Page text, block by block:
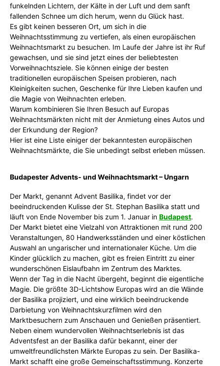
funkelnden Lichtern, der Kälte in der Luft und dem sanft
fallenden Schnee um dich herum, wenn du Glück hast.
Es gibt keinen besseren Ort, um sich in die
Weihnachtsstimmung zu vertiefen, als einen europäischen
Weihnachtsmarkt zu besuchen. Im Laufe der Jahre ist ihr Ruf
gewachsen, und sie sind jetzt eines der beliebtesten
Vorweihnachtsziele. Sie können einige der besten
traditionellen europäischen Speisen probieren, nach
Kleinigkeiten suchen, Geschenke für Ihre Lieben kaufen und
die Magie von Weihnachten erleben.
Warum kombinieren Sie Ihren Besuch auf Europas
Weihnachtsmärkten nicht mit der Anmietung eines Autos und
der Erkundung der Region?
Hier ist eine Liste einiger der bekanntesten europäischen
Weihnachtsmärkte, die Sie unbedingt selbst erleben müssen.
Budapester Advents- und Weihnachtsmarkt – Ungarn
Der Markt, genannt Advent Basilika, findet vor der
beeindruckenden Kulisse der St. Stephan Basilika statt und
läuft von Ende November bis zum 1. Januar in Budapest.
Der Markt bietet eine Vielzahl von Attraktionen mit rund 200
Veranstaltungen, 80 Handwerksständen und einer köstlichen
Auswahl an ungarischer und internationaler Küche. Um die
Kinder glücklich zu machen, gibt es freien Eintritt zu einer
wunderschönen Eislaufbahn im Zentrum des Marktes.
Wenn der Tag in die Nacht übergeht, beginnt die eigentliche
Magie. Die größte 3D-Lichtshow Europas wird an die Wände
der Basilika projiziert, und eine wirklich beeindruckende
Darbietung von Weihnachtskurzfilmen wird den
Marktbesuchern zum Anschauen und Genießen präsentiert.
Neben einem wundervollen Weihnachtserlebnis ist das
Adventsfest an der Basilika dafür bekannt, einer der
umweltfreundlichsten Märkte Europas zu sein. Der Basilika-
Markt schafft eine große Gemeinschaftsstimmung. Konzerte